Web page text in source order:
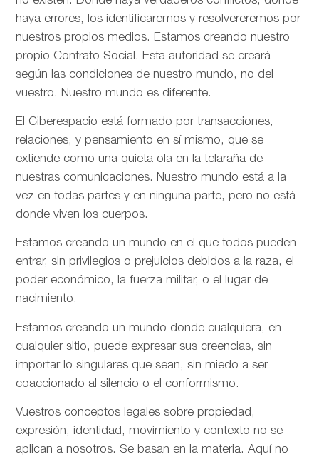
haya errores, los identificaremos y resolvereremos por
nuestros propios medios. Estamos creando nuestro
propio Contrato Social. Esta autoridad se creará
según las condiciones de nuestro mundo, no del
vuestro. Nuestro mundo es diferente.
El Ciberespacio está formado por transacciones,
relaciones, y pensamiento en sí mismo, que se
extiende como una quieta ola en la telaraña de
nuestras comunicaciones. Nuestro mundo está a la
vez en todas partes y en ninguna parte, pero no está
donde viven los cuerpos.
Estamos creando un mundo en el que todos pueden
entrar, sin privilegios o prejuicios debidos a la raza, el
poder económico, la fuerza militar, o el lugar de
nacimiento.
Estamos creando un mundo donde cualquiera, en
cualquier sitio, puede expresar sus creencias, sin
importar lo singulares que sean, sin miedo a ser
coaccionado al silencio o el conformismo.
Vuestros conceptos legales sobre propiedad,
expresión, identidad, movimiento y contexto no se
aplican a nosotros. Se basan en la materia. Aquí no